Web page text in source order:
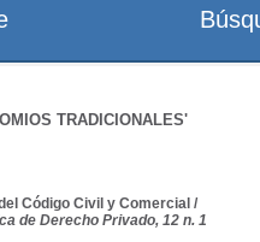
TRADICIONALES'
Código Civil y Comercial /
de Derecho Privado, 12 n. 1